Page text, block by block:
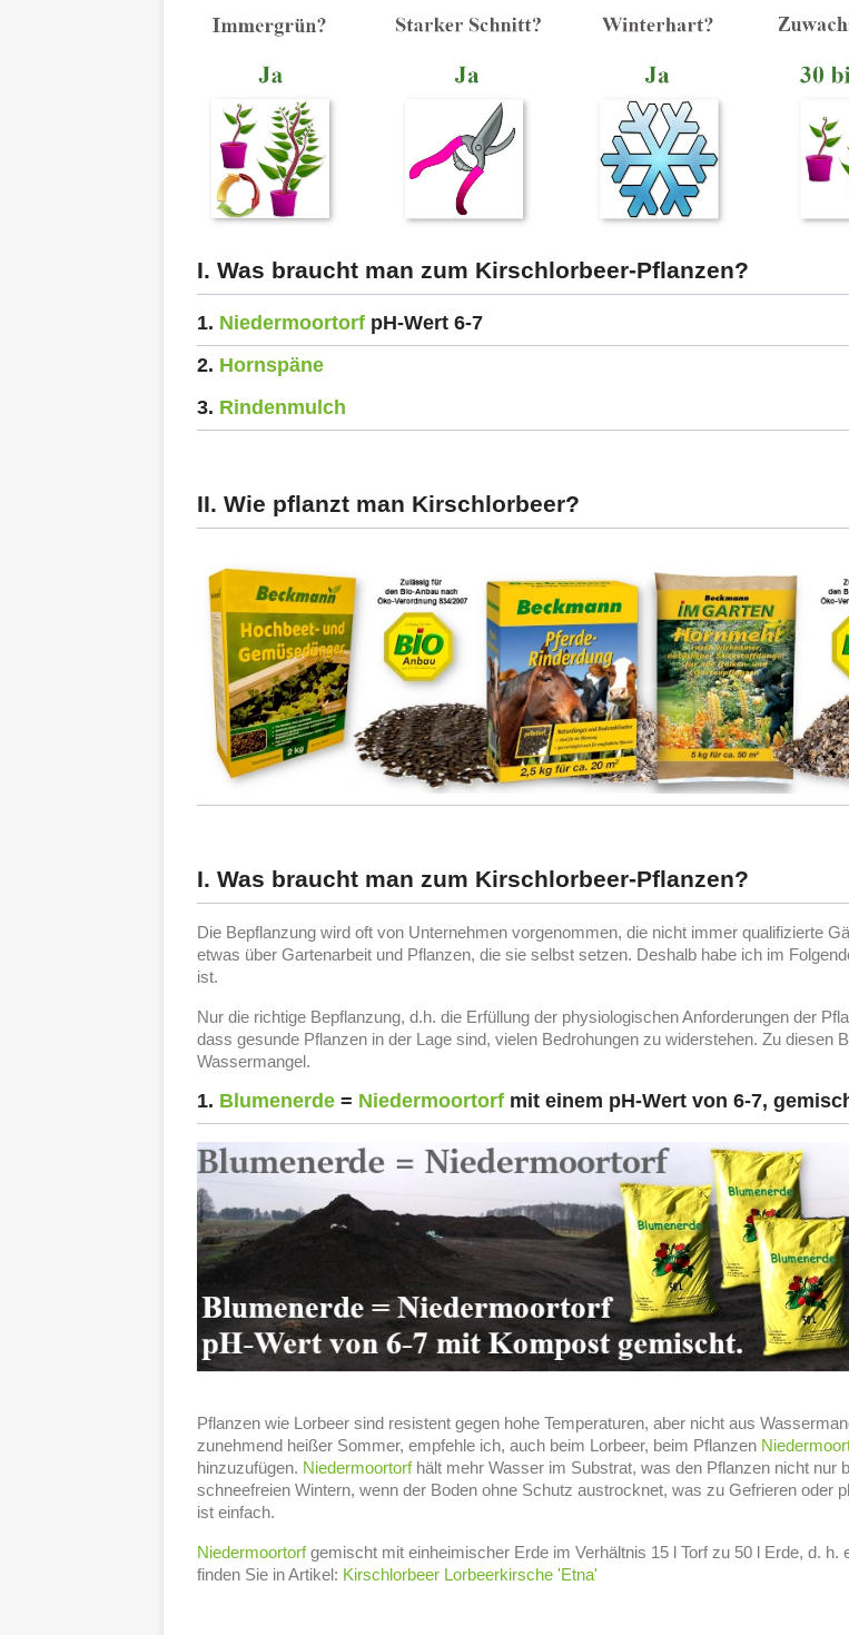
I. Was braucht man zum Kirschlorbeer-Pflanzen?
1. Niedermoortorf pH-Wert 6-7
2. Hornspäne
3. Rindenmulch
II. Wie pflanzt man Kirschlorbeer?
I. Was braucht man zum Kirschlorbeer-Pflanzen?
Die Bepflanzung wird oft von Unternehmen vorgenommen, die nicht immer qualifizierte
etwas über Gartenarbeit und Pflanzen, die sie selbst setzen. Deshalb habe ich im
ist.
Nur die richtige Bepflanzung, d.h. die Erfüllung der physiologischen Anforderungen der
dass gesunde Pflanzen in der Lage sind, vielen Bedrohungen zu widerstehen. Zu diesen
Wassermangel.
1. Blumenerde = Niedermoortorf mit einem pH-Wert von 6-7,
Pflanzen wie Lorbeer sind resistent gegen hohe Temperaturen, aber nicht aus
zunehmend heißer Sommer, empfehle ich, auch beim Lorbeer, beim Pflanzen
hinzuzufügen. Niedermoortorfhält mehr Wasser im Substrat, was den Pflanzen nicht nur
schneefreien Wintern, wenn der Boden ohne Schutz austrocknet, was zu Gefrieren oder
ist einfach.
Niedermoortorfgemischt mit einheimischer Erde im Verhältnis 15 l Torf zu 50 l Erde, d.
finden Sie in Artikel: Kirschlorbeer Lorbeerkirsche 'Etna'